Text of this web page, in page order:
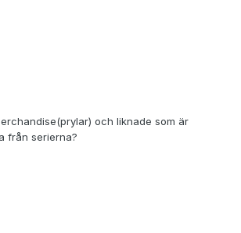
och liknade som är
från serierna?